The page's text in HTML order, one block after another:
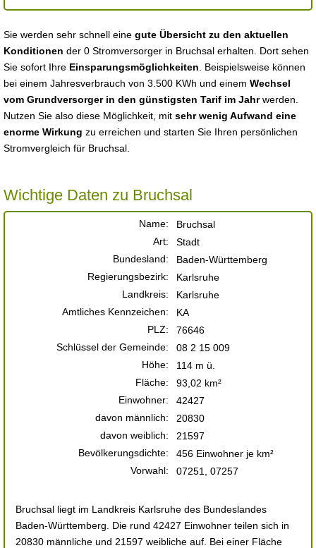
Sie werden sehr schnell eine gute Übersicht zu den aktuellen
Konditionen der 0 Stromversorger in Bruchsal erhalten. Dort sehen
Sie sofort Ihre Einsparungsmöglichkeiten . Beispielsweise können
bei einem Jahresverbrauch von 3.500 KWh und einem Wechsel
vom Grundversorger in den günstigsten Tarif im Jahrwerden.
Nutzen Sie also diese Möglichkeit, mit sehr wenig Aufwand eine
enorme Wirkung zu erreichen und starten Sie Ihren persönlichen
Stromvergleich für Bruchsal.
Wichtige Daten zu Bruchsal
Name:
Bruchsal
Art:
Stadt
Bundesland:
Baden-Württemberg
Regierungsbezirk:
Karlsruhe
Landkreis:
Karlsruhe
Amtliches Kennzeichen:
KA
PLZ:
76646
Schlüssel der Gemeinde:
08 2 15 009
Höhe:
114 m ü.
Fläche:
93,02 km²
Einwohner:
42427
davon männlich:
20830
davon weiblich:
21597
Bevölkerungsdichte:
456 Einwohner je km²
Vorwahl:
07251, 07257
Bruchsal liegt im Landkreis Karlsruhe des Bundeslandes
Baden-Württemberg. Die rund 42427 Einwohner teilen sich in
20830 männliche und 21597 weibliche auf. Bei einer Fläche